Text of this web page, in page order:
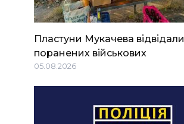
Пластуни Мукачева відвідали
поранених військових
05.08.2026